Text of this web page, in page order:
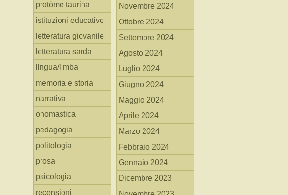
protòme taurina
istituzioni educative
letteratura giovanile
letteratura sarda
lingua/limba
memoria e storia
narrativa
onomastica
pedagogia
politologia
prosa
psicologia
recensioni
Novembre 2024
Ottobre 2024
Settembre 2024
Agosto 2024
Luglio 2024
Giugno 2024
Maggio 2024
Aprile 2024
Marzo 2024
Febbraio 2024
Gennaio 2024
Dicembre 2023